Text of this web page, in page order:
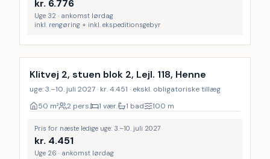
kr. 6.776
Uge 32 · ankomst lørdag
inkl. rengøring + inkl. ekspeditionsgebyr
Klitvej 2, stuen blok 2, Lejl. 118, Henne
uge: 3.–10. juli 2027 · kr. 4.451 · ekskl. obligatoriske tillæg
50 m² 2 pers. 1 vær. 1 bad 100 m
Pris for næste ledige uge: 3.–10. juli 2027
kr. 4.451
Uge 26 · ankomst lørdag